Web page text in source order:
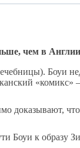
чем в Англии
Боуи
доказывают, что
Боуи к образу